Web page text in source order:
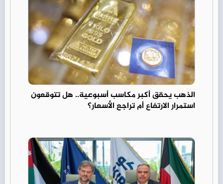
الذهب يحقق أكبر مكاسب أسبوعية.. هل تتوقعون
استمرار الارتفاع أم تراجع الأسعار؟